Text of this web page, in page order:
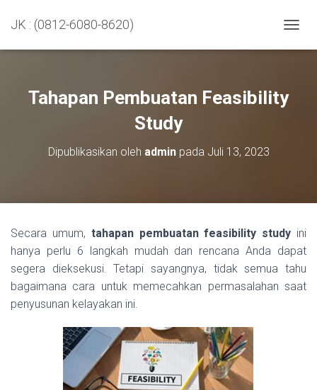
JK : (0812-6080-8620)
Tahapan Pembuatan Feasibility
Study
Dipublikasikan oleh adminpada Juli 13, 2023
Secara umum, tahapan pembuatan feasibility study ini
hanya perlu 6 langkah mudah dan rencana Anda dapat
segera dieksekusi. Tetapi sayangnya, tidak semua tahu
bagaimana cara untuk memecahkan permasalahan saat
penyusunan kelayakan ini.